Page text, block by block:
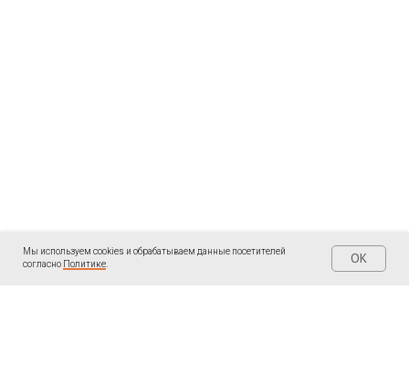
Мы используем cookies и обрабатываем данные посетителей
согласно Политике. OK